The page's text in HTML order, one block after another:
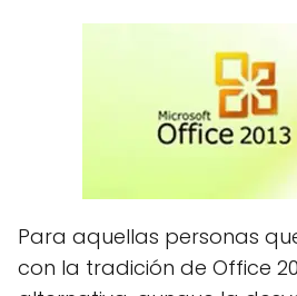
Para aquellas personas
con la tradición de Office